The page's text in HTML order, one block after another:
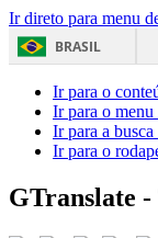
Ir direto para menu
BRASIL
Ir para o
Ir para o menu
Ir para a busca
Ir para o
GTranslate -